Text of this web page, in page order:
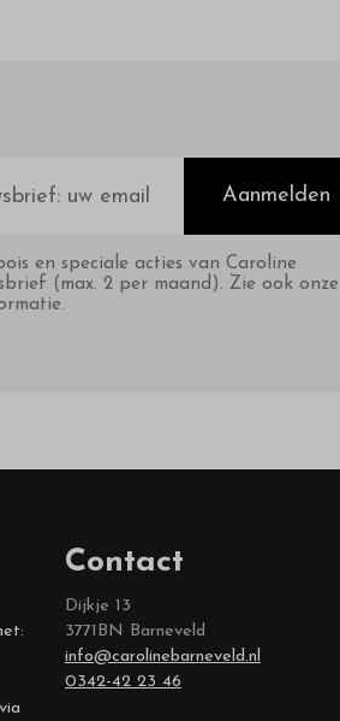
Aanmelden
en speciale acties van Caroline
(max. 2 per maand). Zie ook onze
Contact
Dijkje 13
3771BN Barneveld
info@carolinebarneveld.nl
0342-42 23 46